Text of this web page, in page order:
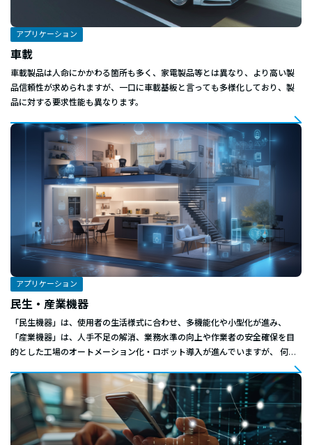
アプリケーション
車載
車載製品は人命にかかわる箇所も多く、家電製品等とは異なり、より高い製
品信頼性が求められますが、一口に車載基板と言っても多様化しており、製
品に対する要求性能も異なります。
アプリケーション
民生・産業機器
「民生機器」は、使用者の生活様式に合わせ、多機能化や小型化が進み、
「産業機器」は、人手不足の解消、業務水準の向上や作業者の安全確保を目
的とした工場のオートメーション化・ロボット導入が進んでいますが、 何ら
かのトラブルで一時的に設備や製造が停止する事は重大な損失となるため、
製品信頼性の高さが要求されます。